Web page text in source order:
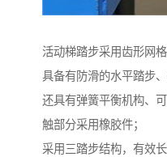
活动梯踏步采用齿形网
具备有防滑的水平踏步
还具有弹簧平衡机构、
触部分采用橡胶件；
采用三踏步结构，有效